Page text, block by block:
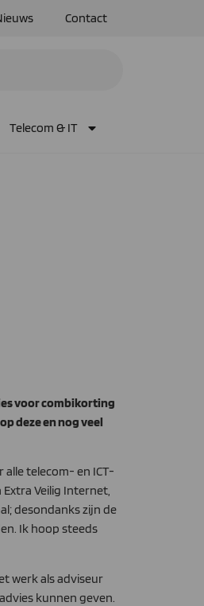
Contact
Telecom & IT
voor combikorting
deze en nog veel
alle telecom- en ICT-
Veilig Internet,
desondanks zijn de
Ik hoop steeds
werk als adviseur
kunnen geven.